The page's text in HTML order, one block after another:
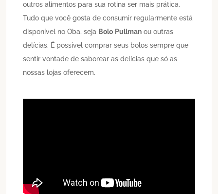
outros alimentos para sua rotina ser mais prática.
Tudo que você gosta de consumir regularmente está
disponível no Oba, seja Bolo Pullman ou outras
delícias. É possível comprar seus bolos sempre que
sentir vontade de saborear as delícias que só as
nossas lojas oferecem.